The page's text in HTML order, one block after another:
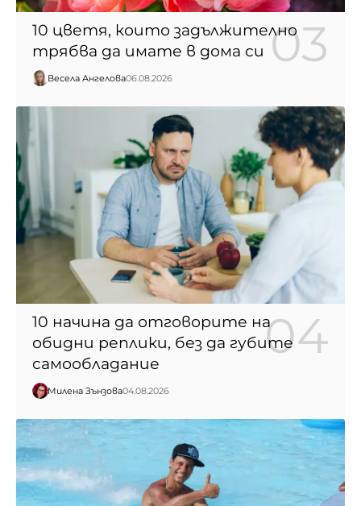
10 цветя, които задължително
трябва да имате в дома си
Весела Ангелова06.08.2026
10 начина да отговорите на
обидни реплики, без да губите
самообладание
Милена Зънзова04.08.2026